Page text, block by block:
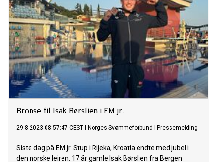
Bronse til Isak Børslien i EM jr.
29.8.2023 08:57:47 CEST Norges Svømmeforbund Pressemelding
Siste dag på EM jr. Stup i Rijeka, Kroatia endte med jubel i
den norske leiren. 17 år gamle Isak Børslien fra Bergen